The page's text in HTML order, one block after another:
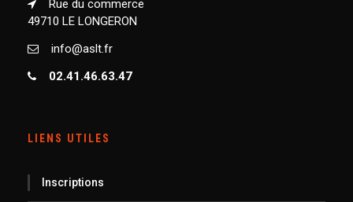
Rue du commerce
49710 LE LONGERON
info@aslt.fr
02.41.46.63.47
LIENS UTILES
Inscriptions